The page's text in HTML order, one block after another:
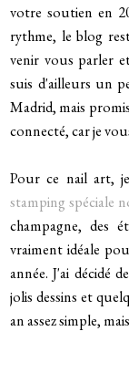
votre soutien en
rythme, le blog
venir vous parler
suis d'ailleurs un
Madrid, mais
connecté, car je
Pour ce nail art,
stamping spéciale
champagne, des
vraiment idéale
année. J'ai décidé
jolis dessins et
an assez simple,